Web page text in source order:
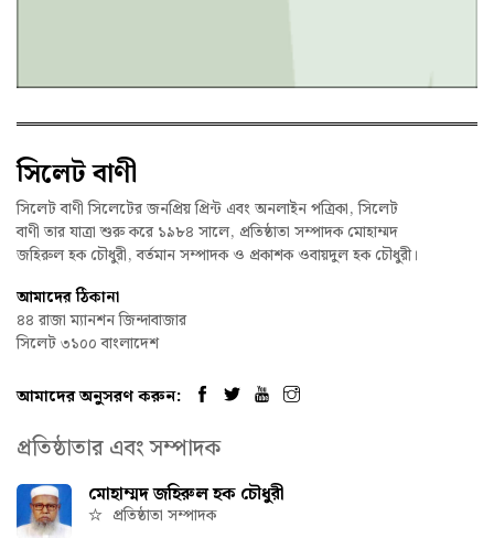
সিলেট বাণী
সিলেট বাণী সিলেটের জনপ্রিয় প্রিন্ট এবং অনলাইন পত্রিকা, সিলেট
বাণী তার যাত্রা শুরু করে ১৯৮৪ সালে, প্রতিষ্ঠাতা সম্পাদক মোহাম্মদ
জহিরুল হক চৌধুরী, বর্তমান সম্পাদক ও প্রকাশক ওবায়দুল হক চৌধুরী।
আমাদের ঠিকানা
৪৪ রাজা ম্যানশন জিন্দাবাজার
সিলেট ৩১০০ বাংলাদেশ
আমাদের অনুসরণ করুন:
প্রতিষ্ঠাতার এবং সম্পাদক
মোহাম্মদ জহিরুল হক চৌধুরী
প্রতিষ্ঠাতা সম্পাদক